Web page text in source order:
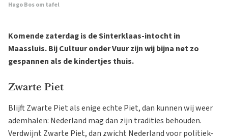
Hugo Bos om tafel
Komende zaterdag is de Sinterklaas-intocht in
Maassluis. Bij Cultuur onder Vuur zijn wij bijna net zo
gespannen als de kindertjes thuis.
Zwarte Piet
Blijft Zwarte Piet als enige echte Piet, dan kunnen wij weer
ademhalen: Nederland mag dan zijn tradities behouden.
Verdwijnt Zwarte Piet, dan zwicht Nederland voor politiek-